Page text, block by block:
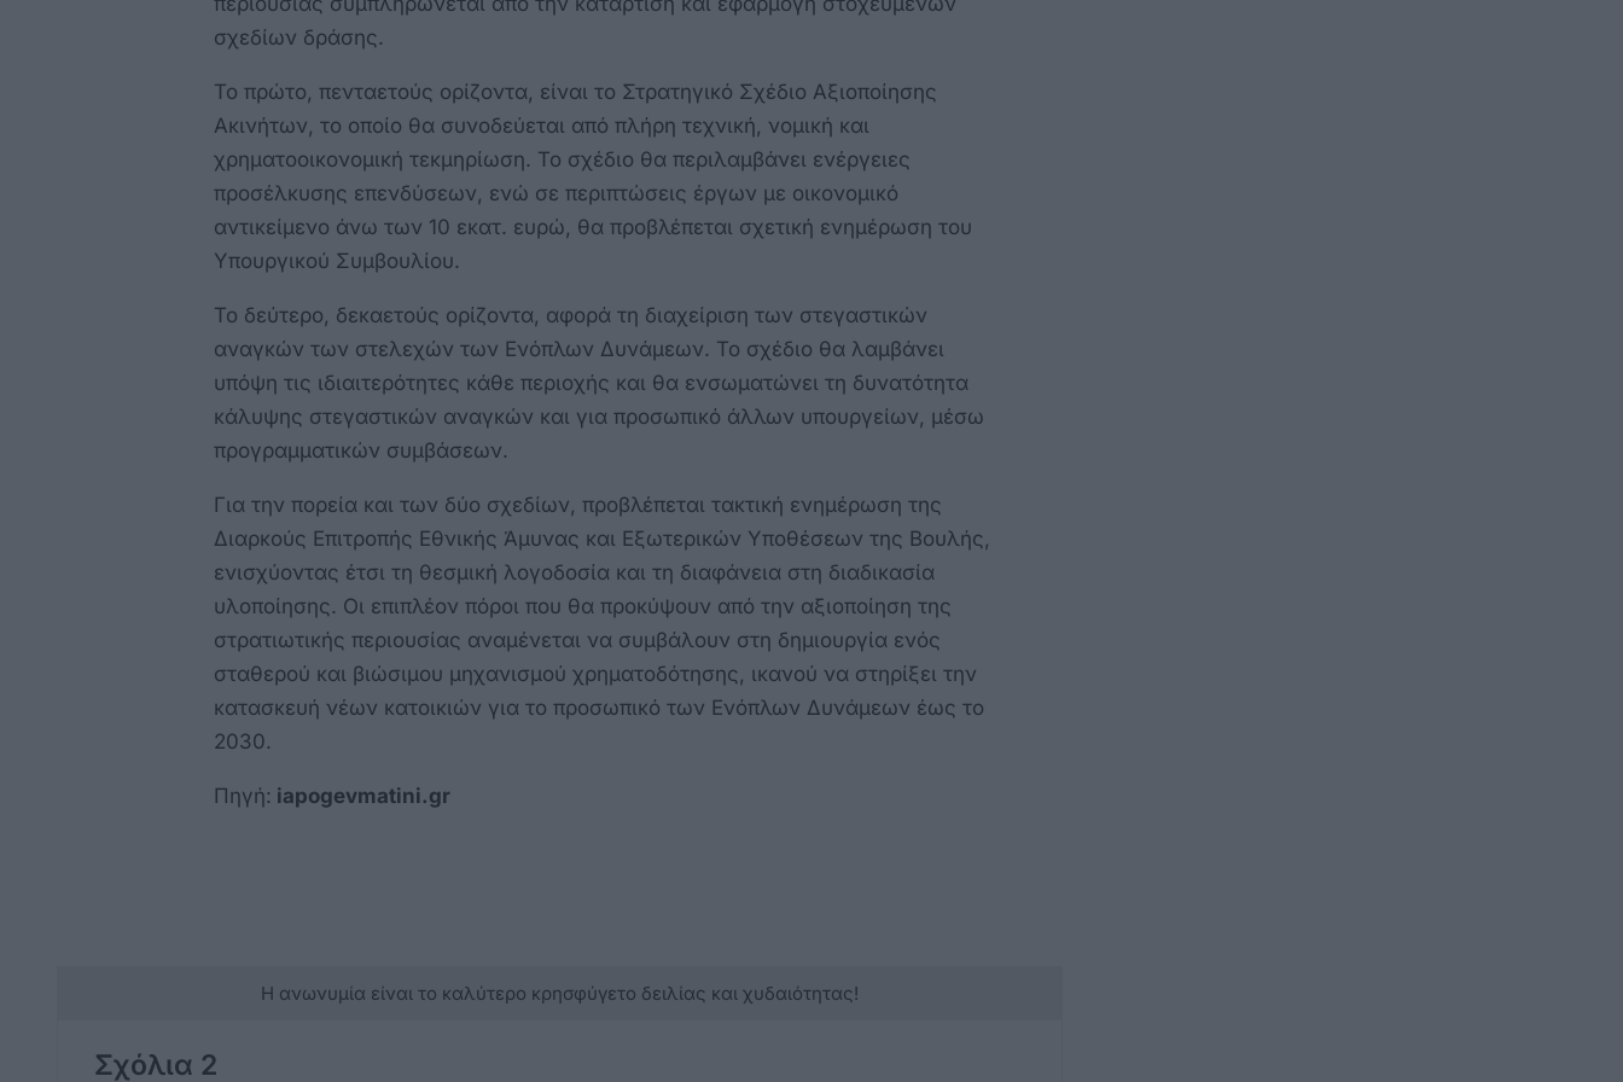
σχεδίων δράσης.
Το πρώτο, πενταετούς ορίζοντα, είναι το Στρατηγικό Σχέδιο Αξιοποίησης
Ακινήτων, το οποίο θα συνοδεύεται από πλήρη τεχνική, νομική και
χρηματοοικονομική τεκμηρίωση. Το σχέδιο θα περιλαμβάνει ενέργειες
προσέλκυσης επενδύσεων, ενώ σε περιπτώσεις έργων με οικονομικό
αντικείμενο άνω των 10 εκατ. ευρώ, θα προβλέπεται σχετική ενημέρωση του
Υπουργικού Συμβουλίου.
Το δεύτερο, δεκαετούς ορίζοντα, αφορά τη διαχείριση των στεγαστικών
αναγκών των στελεχών των Ενόπλων Δυνάμεων. Το σχέδιο θα λαμβάνει
υπόψη τις ιδιαιτερότητες κάθε περιοχής και θα ενσωματώνει τη δυνατότητα
κάλυψης στεγαστικών αναγκών και για προσωπικό άλλων υπουργείων, μέσω
προγραμματικών συμβάσεων.
Για την πορεία και των δύο σχεδίων, προβλέπεται τακτική ενημέρωση της
Διαρκούς Επιτροπής Εθνικής Άμυνας και Εξωτερικών Υποθέσεων της Βουλής,
ενισχύοντας έτσι τη θεσμική λογοδοσία και τη διαφάνεια στη διαδικασία
υλοποίησης. Οι επιπλέον πόροι που θα προκύψουν από την αξιοποίηση της
στρατιωτικής περιουσίας αναμένεται να συμβάλουν στη δημιουργία ενός
σταθερού και βιώσιμου μηχανισμού χρηματοδότησης, ικανού να στηρίξει την
κατασκευή νέων κατοικιών για το προσωπικό των Ενόπλων Δυνάμεων έως το
2030.
Πηγή: iapogevmatini.gr
Η ανωνυμία είναι το καλύτερο κρησφύγετο δειλίας και χυδαιότητας!
Σχόλια 2